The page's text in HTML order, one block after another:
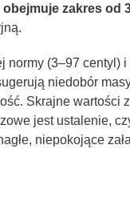
zakres od
(3–97 centyl)
niedobór
Skrajne wartości
jest ustalenie,
niepokojące